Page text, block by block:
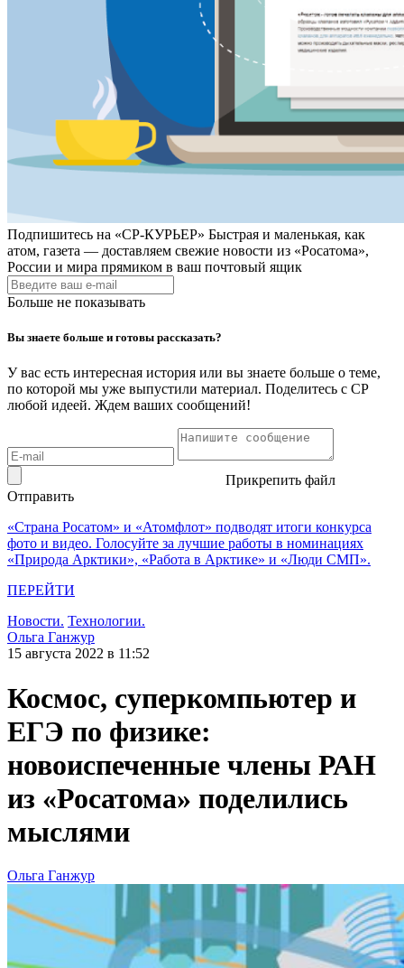
Подпишитесь на «СР-КУРЬЕР» Быстрая и маленькая, как
атом, газета — доставляем свежие новости из «Росатома»,
России и мира прямиком в ваш почтовый ящик
Больше не показывать
Вы знаете больше и готовы рассказать?
У вас есть интересная история или вы знаете больше о теме,
по которой мы уже выпустили материал. Поделитесь с СР
любой идеей. Ждем ваших сообщений!
Прикрепить файл
Отправить
«Страна Росатом» и «Атомфлот» подводят итоги конкурса
фото и видео. Голосуйте за лучшие работы в номинациях
«Природа Арктики», «Работа в Арктике» и «Люди СМП».
ПЕРЕЙТИ
Новости. Технологии.
Ольга Ганжур
15 августа 2022 в 11:52
Космос, суперкомпьютер и
ЕГЭ по физике:
новоиспеченные члены РАН
из «Росатома» поделились
мыслями
Ольга Ганжур